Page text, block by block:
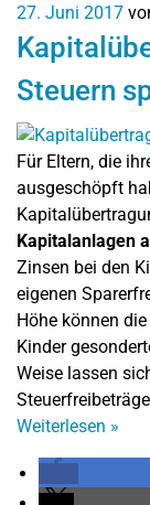
27. Juni 2017
Steuern
Für Eltern, die
ausgeschöpft
Kapitalanlagen
Zinsen bei den
eigenen
Höhe können
Kinder
Weise lassen
Weiterlesen »